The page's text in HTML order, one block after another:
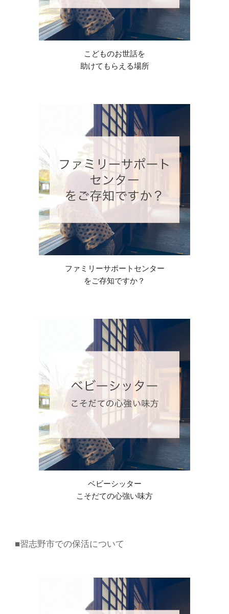
こどものお世話を
助けてもらえる場所
ファミリーサポートセンター
をご存知ですか？
ベビーシッター
こそだての心強い味方
■習志野市での保活について